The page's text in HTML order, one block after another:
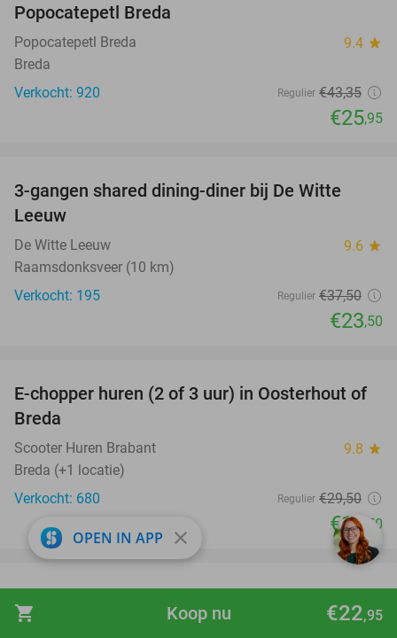
shopping_cart €22,95
Koop nu
Popocatepetl Breda
Popocatepetl Breda 9.4 star
Breda
Verkocht: 920
Regulier €43,35
€25,95
3-gangen shared dining-diner bij De Witte
Leeuw
De Witte Leeuw 9.6 star
Raamsdonksveer (10 km)
Verkocht: 195
Regulier €37,50
€23,50
34%
E-chopper huren (2 of 3 uur) in Oosterhout of
Breda
Scooter Huren Brabant 9.8 star
Breda (+1 locatie)
Verkocht: 680
Regulier €29,50
€19 ,50
38%
favorite_border
E-verhuur Versluis 9.8
OPEN IN APP close